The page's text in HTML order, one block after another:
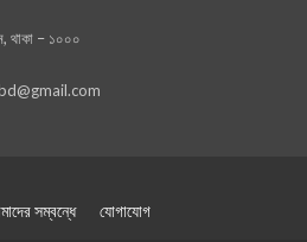
থাকা – ১০০০
সম্বন্ধে যোগাযোগ